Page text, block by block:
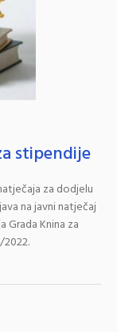
stipendije
za dodjelu
na javni natječaj
Grada Knina za